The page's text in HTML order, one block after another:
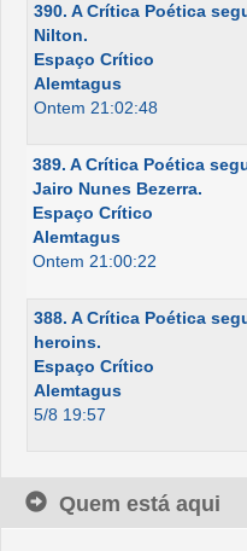
390. A Crítica Poética
Nilton.
Espaço Crítico
Alemtagus
Ontem 21:02:48
389. A Crítica Poética
Jairo Nunes Bezerra.
Espaço Crítico
Alemtagus
Ontem 21:00:22
388. A Crítica Poética
heroins.
Espaço Crítico
Alemtagus
5/8 19:57
Quem está aqui